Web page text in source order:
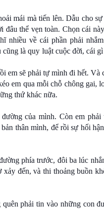
mái mà tiến lên. Dẫu cho
thể vẹn toàn. Chọn cái
nhiều về cái phần phải
là quy luật cuộc đời, cái
em sẽ phải tự mình đi hết. Và
em qua mỗi chỗ chông gai,
thứ khác nữa.
của mình. Còn em
thân mình, để rồi sự hối
phía trước, đôi ba lúc
xảy đến, và thi thoảng buồn
phải tin vào những con